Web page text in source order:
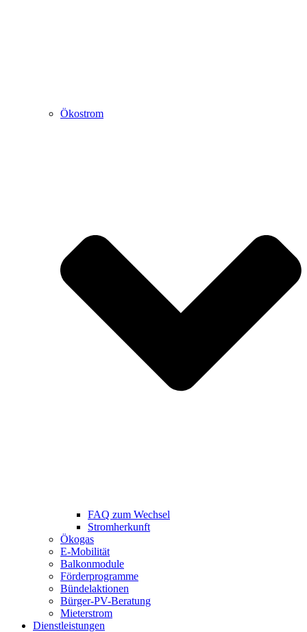
Ökostrom
FAQ zum Wechsel
Stromherkunft
Ökogas
E-Mobilität
Balkonmodule
Förderprogramme
Bündelaktionen
Bürger-PV-Beratung
Mieterstrom
Dienstleistungen